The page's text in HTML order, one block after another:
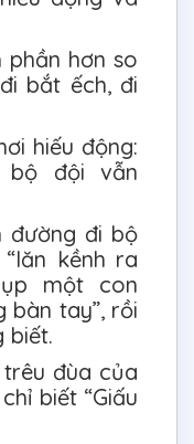
phần hơn so
bắt ếch, đi
hiếu động:
bộ đội vẫn
đường đi bộ
kềnh ra
một con
tay”, rồi
biết.
đùa của
biết “Giấu